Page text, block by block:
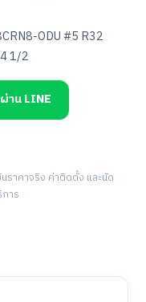
ODU #5 R32
1/2
าน LINE
ราคาจริง ค่าติดตั้ง และนัด
าร